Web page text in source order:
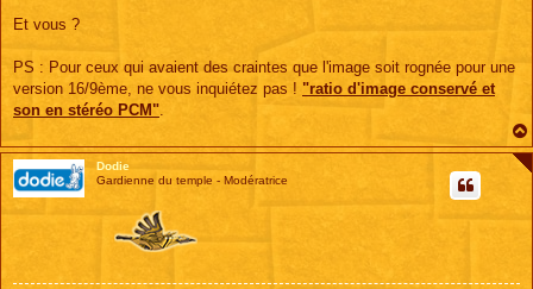
Et vous ?
PS : Pour ceux qui avaient des craintes que l'image soit rognée pour une
version 16/9ème, ne vous inquiétez pas ! "ratio d'image conservé et
son en stéréo PCM".
Dodie
Gardienne du temple - Modératrice